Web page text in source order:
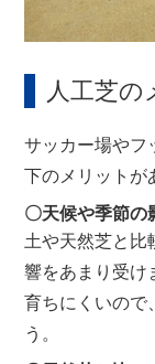
人工芝の
サッカー場やフ
下のメリットが
〇天候や季節の
土や天然芝と比
響をあまり受け
育ちにくいので
う。